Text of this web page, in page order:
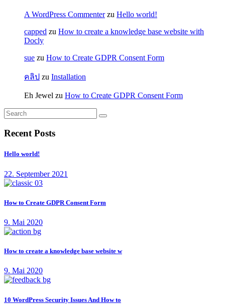
A WordPress Commenterzu Hello world!
capped zu How to create a knowledge base website with
Docly
sue zu How to Create GDPR Consent Form
คลิป zu Installation
Eh Jewel zu How to Create GDPR Consent Form
Recent Posts
Hello world!
22. September 2021
How to Create GDPR Consent Form
9. Mai 2020
How to create a knowledge base website w
9. Mai 2020
10 WordPress Security Issues And How to